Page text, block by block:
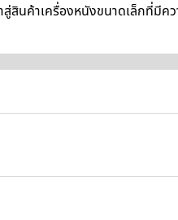
สินค้าเครื่องหนังขนาดเล็กที่มีค